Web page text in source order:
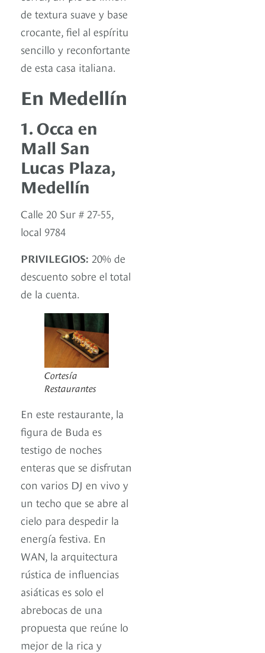
de textura suave y base
crocante, fiel al espíritu
sencillo y reconfortante
de esta casa italiana.
En Medellín
1. Occa en
Mall San
Lucas Plaza,
Medellín
Calle 20 Sur # 27-55,
local 9784
PRIVILEGIOS: 20% de
descuento sobre el total
de la cuenta.
Cortesía
Restaurantes
En este restaurante, la
figura de Buda es
testigo de noches
enteras que se disfrutan
con varios DJ en vivo y
un techo que se abre al
cielo para despedir la
energía festiva. En
WAN, la arquitectura
rústica de influencias
asiáticas es solo el
abrebocas de una
propuesta que reúne lo
mejor de la rica y